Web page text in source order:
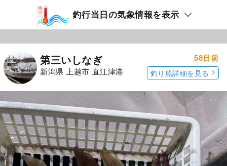
釣行当日の気象情報を表示
第三いしなぎ
新潟県 上越市 直江津港
58日前
釣り船詳細を見る